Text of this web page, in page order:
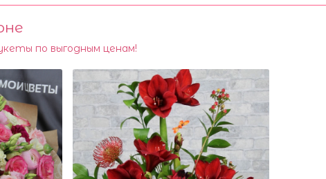
по выгодным ценам!